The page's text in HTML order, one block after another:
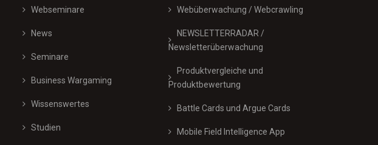
Webseminare
News
Seminare
Business Wargaming
Wissenswertes
Studien
Webüberwachung / Webcrawling
NEWSLETTERRADAR /
Newsletterüberwachung
Produktvergleiche und
Produktbewertung
Battle Cards und Argue Cards
Mobile Field Intelligence App